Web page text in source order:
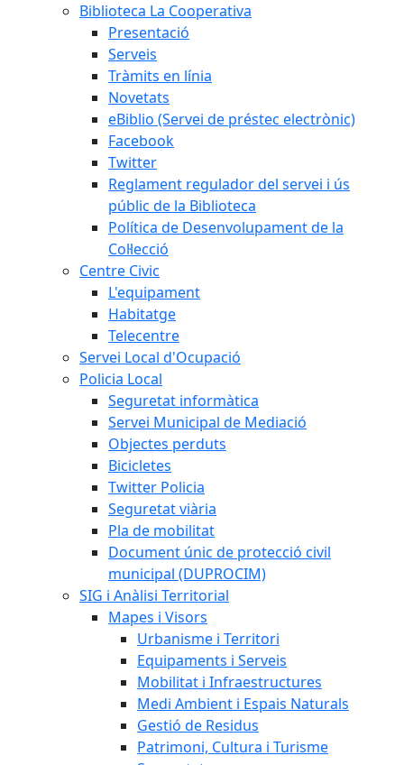
Biblioteca La Cooperativa
Presentació
Serveis
Tràmits en línia
Novetats
eBiblio (Servei de préstec electrònic)
Facebook
Twitter
Reglament regulador del servei i ús
públic de la Biblioteca
Política de Desenvolupament de la
Col·lecció
Centre Civic
L'equipament
Habitatge
Telecentre
Servei Local d'Ocupació
Policia Local
Seguretat informàtica
Servei Municipal de Mediació
Objectes perduts
Bicicletes
Twitter Policia
Seguretat viària
Pla de mobilitat
Document únic de protecció civil
municipal (DUPROCIM)
SIG i Anàlisi Territorial
Mapes i Visors
Urbanisme i Territori
Equipaments i Serveis
Mobilitat i Infraestructures
Medi Ambient i Espais Naturals
Gestió de Residus
Patrimoni, Cultura i Turisme